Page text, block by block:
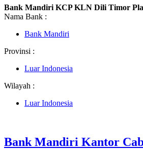
Bank Mandiri KCP KLN Dili Timor
Nama Bank :
Bank Mandiri
Provinsi :
Luar Indonesia
Wilayah :
Luar Indonesia
Bank Mandiri Kantor